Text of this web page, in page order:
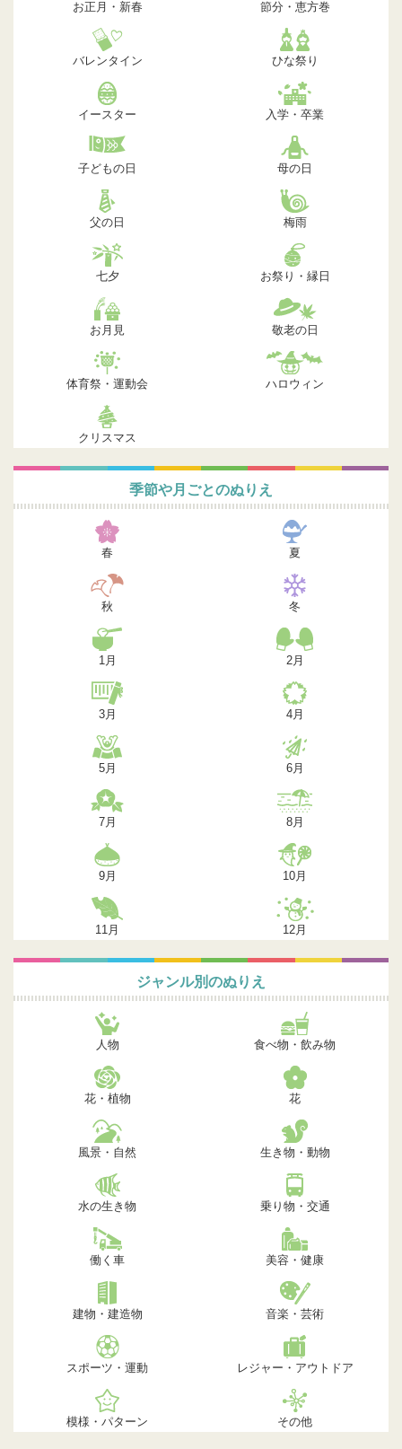
お正月・新春 節分・恵方巻
バレンタイン ひな祭り
イースター 入学・卒業
子どもの日 母の日
父の日 梅雨
七夕 お祭り・縁日
お月見 敬老の日
体育祭・運動会 ハロウィン
クリスマス
季節や月ごとのぬりえ
春 夏
秋 冬
1月 2月
3月 4月
5月 6月
7月 8月
9月 10月
11月 12月
ジャンル別のぬりえ
人物 食べ物・飲み物
花・植物 花
風景・自然 生き物・動物
水の生き物 乗り物・交通
働く車 美容・健康
建物・建造物 音楽・芸術
スポーツ・運動 レジャー・アウトドア
模様・パターン その他